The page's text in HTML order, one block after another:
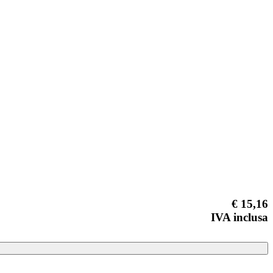
€ 15,16
IVA inclusa